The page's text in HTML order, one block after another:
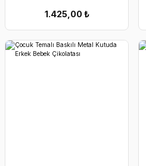
1.425,00₺